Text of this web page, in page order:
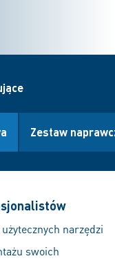
Zestaw
narzędzi
swoich